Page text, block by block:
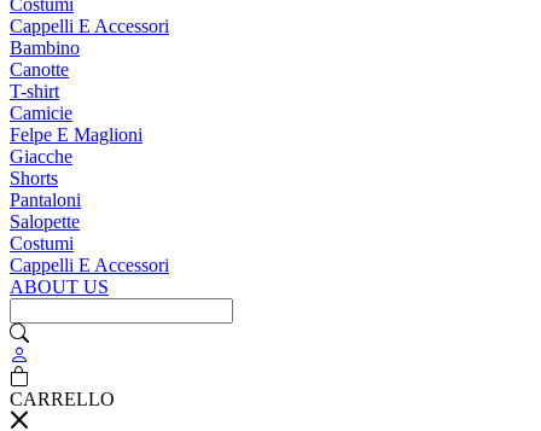
Costumi
Cappelli E Accessori
Bambino
Canotte
T-shirt
Camicie
Felpe E Maglioni
Giacche
Shorts
Pantaloni
Salopette
Costumi
Cappelli E Accessori
ABOUT US
CARRELLO